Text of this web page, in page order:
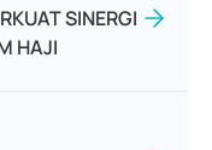
SINERGI
HAJI